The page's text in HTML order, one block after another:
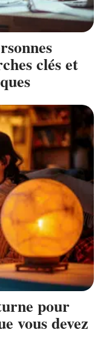
clés et
pour
vous devez